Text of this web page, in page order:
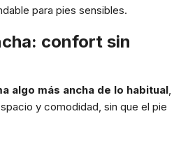
para pies sensibles.
confort sin
algo más ancha de lo habitual,
y comodidad, sin que el pie